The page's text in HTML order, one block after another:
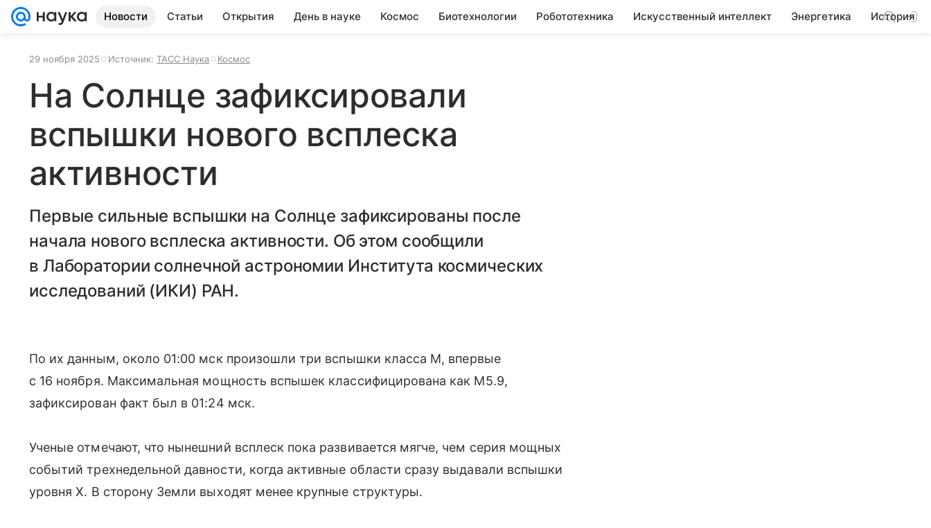
Новости Статьи Открытия День в науке Космос Биотехнологии Робототехника Искусственный интеллект Энергетика История
29 ноября 2025 Источник: ТАСС Наука Космос
На Солнце зафиксировали
вспышки нового всплеска
активности
Первые сильные вспышки на Солнце зафиксированы после
начала нового всплеска активности. Об этом сообщили
в Лаборатории солнечной астрономии Института космических
исследований (ИКИ) РАН.
По их данным, около 01:00 мск произошли три вспышки класса М, впервые
с 16 ноября. Максимальная мощность вспышек классифицирована как M5.9,
зафиксирован факт был в 01:24 мск.
Ученые отмечают, что нынешний всплеск пока развивается мягче, чем серия мощных
событий трехнедельной давности, когда активные области сразу выдавали вспышки
уровня X. В сторону Земли выходят менее крупные структуры.